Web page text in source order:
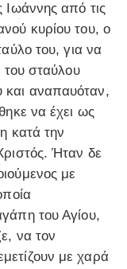
Ιωάννης από τις
κυρίου του, ο
του, για να
του σταύλου
αναπαυόταν,
να έχει ως
κατά την
Ήταν δε
με
του Αγίου,
να τον
με χαρά